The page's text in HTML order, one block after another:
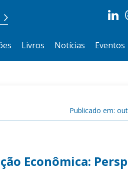
Livros Notícias Eventos
Publicado em:
Econômica: